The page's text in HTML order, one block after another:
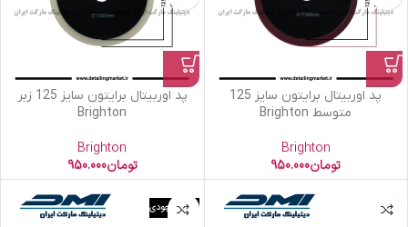
پد اوربیتال برایتون سایز 125
متوسط Brighton
Brighton
تومان950.000
پد اوربیتال برایتون سایز 125 زبر
Brighton
Brighton
تومان950.000
اتمام موجودی